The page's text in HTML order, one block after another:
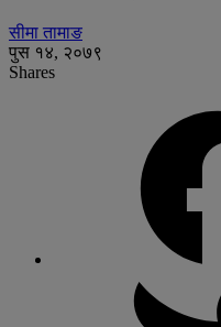
सीमा तामाङ
पुस १४, २०७९
Shares